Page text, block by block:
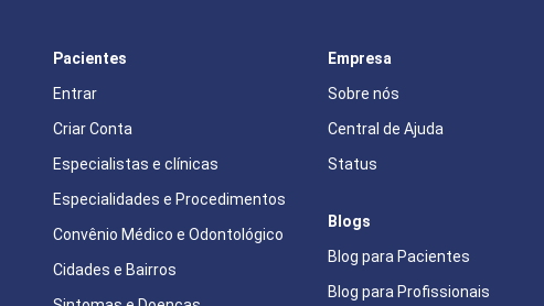
Pacientes
Entrar
Criar Conta
Especialistas e clínicas
Especialidades e Procedimentos
Convênio Médico e Odontológico
Cidades e Bairros
Empresa
Sobre nós
Central de Ajuda
Status
Blogs
Blog para Pacientes
Blog para Profissionais